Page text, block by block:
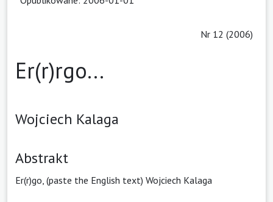
Nr 12 (2006)
Er(r)rgo...
Wojciech Kalaga
Abstrakt
Er(r)go, (paste the English text) Wojciech Kalaga